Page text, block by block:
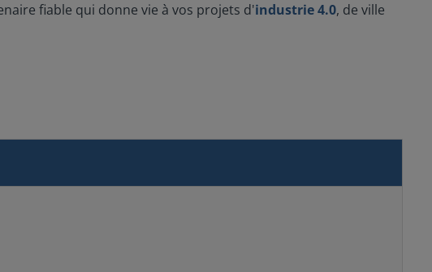
fiable qui donne vie à vos projets d'industrie 4.0, de ville